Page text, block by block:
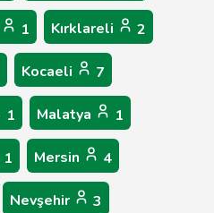
1 Kırklareli 2
Kocaeli 7
1 Malatya 1
1 Mersin 4
Nevşehir 3